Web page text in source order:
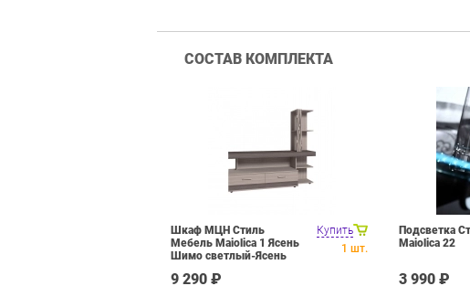
СОСТАВ КОМПЛЕКТА
Купить
Шкаф МЦН Стиль
Мебель Maiolica 1 Ясень
Шимо светлый-Ясень
9 290 ₽
1 шт.
Подсветка
Maiolica 22
3 990 ₽